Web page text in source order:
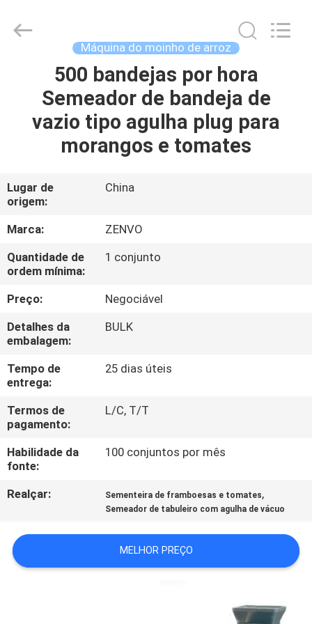
PRODUTOS
NÓS
EXCURSÃO
DA
FÁBRICA
CONTROLE
DA
QUALIDADE
CONTACTE-
NOS
CITAÇÕES
TECHNOLOGY
Máquina do moinho de arroz
500 bandejas por hora
Semeador de bandeja de
vazio tipo agulha plug para
morangos e tomates
Lugar de
origem:
China
Marca:
ZENVO
Quantidade de
ordem mínima:
1 conjunto
Preço:
Negociável
Detalhes da
embalagem:
BULK
Tempo de
entrega:
25 dias úteis
Termos de
pagamento:
L/C, T/T
Habilidade da
fonte:
100 conjuntos por mês
Realçar: Sementeira de framboesas e tomates,
Semeador de tabuleiro com agulha de vácuo
MELHOR PREÇO